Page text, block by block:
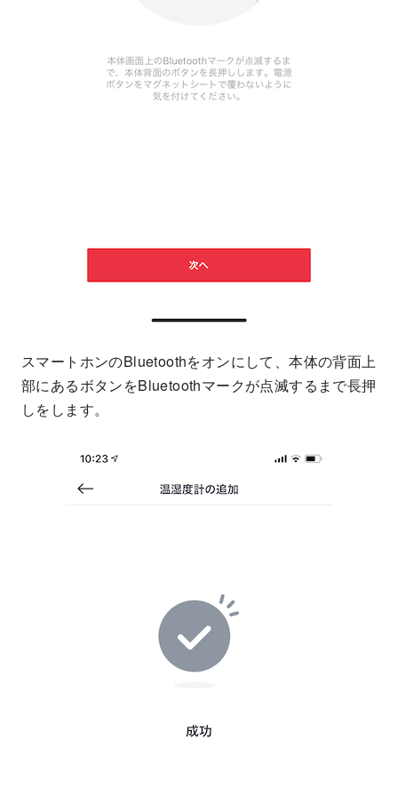
スマートホンのBluetoothをオンにして、本体の背面上
部にあるボタンをBluetoothマークが点滅するまで長押
しをします。